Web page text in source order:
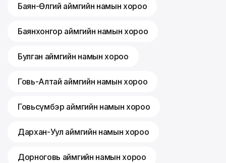
Баян-Өлгий аймгийн намын хороо
Баянхонгор аймгийн намын хороо
Булган аймгийн намын хороо
Говь-Алтай аймгийн намын хороо
Говьсүмбэр аймгийн намын хороо
Дархан-Уул аймгийн намын хороо
Дорноговь аймгийн намын хороо